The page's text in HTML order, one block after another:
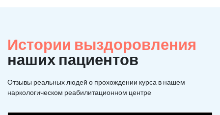
Истории выздоровления
наших пациентов
Отзывы реальных людей о прохождении курса в нашем
наркологическом реабилитационном центре